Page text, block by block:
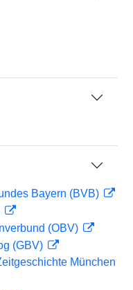
Bayern (BVB)
(OBV)
(GBV)
München